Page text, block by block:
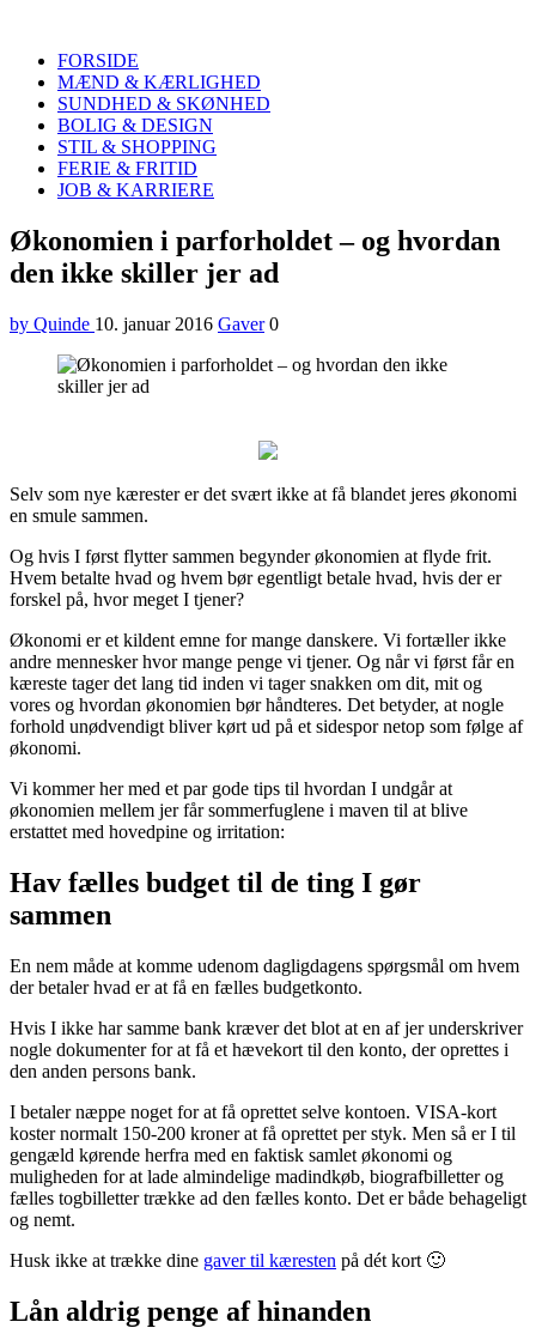
FORSIDE
MÆND & KÆRLIGHED
SUNDHED & SKØNHED
BOLIG & DESIGN
STIL & SHOPPING
FERIE & FRITID
JOB & KARRIERE
Menu
Økonomien i parforholdet – og hvordan
den ikke skiller jer ad
by Quinde 10. januar 2016 Gaver 0
Selv som nye kærester er det svært ikke at få blandet jeres økonomi
en smule sammen.
Og hvis I først flytter sammen begynder økonomien at flyde frit.
Hvem betalte hvad og hvem bør egentligt betale hvad, hvis der er
forskel på, hvor meget I tjener?
Økonomi er et kildent emne for mange danskere. Vi fortæller ikke
andre mennesker hvor mange penge vi tjener. Og når vi først får en
kæreste tager det lang tid inden vi tager snakken om dit, mit og
vores og hvordan økonomien bør håndteres. Det betyder, at nogle
forhold unødvendigt bliver kørt ud på et sidespor netop som følge af
økonomi.
Vi kommer her med et par gode tips til hvordan I undgår at
økonomien mellem jer får sommerfuglene i maven til at blive
erstattet med hovedpine og irritation:
Hav fælles budget til de ting I gør
sammen
En nem måde at komme udenom dagligdagens spørgsmål om hvem
der betaler hvad er at få en fælles budgetkonto.
Hvis I ikke har samme bank kræver det blot at en af jer underskriver
nogle dokumenter for at få et hævekort til den konto, der oprettes i
den anden persons bank.
I betaler næppe noget for at få oprettet selve kontoen. VISA-kort
koster normalt 150-200 kroner at få oprettet per styk. Men så er I til
gengæld kørende herfra med en faktisk samlet økonomi og
muligheden for at lade almindelige madindkøb, biografbilletter og
fælles togbilletter trække ad den fælles konto. Det er både behageligt
og nemt.
Husk ikke at trække dine gaver til kæresten på dét kort 🙂
Lån aldrig penge af hinanden